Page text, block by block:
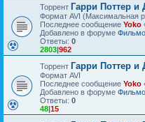
Торрент Гарри Поттер и
Формат AVI (Максимальная
Последнее сообщение Yoko
Добавлено в форуме
Ответы: 0
2803|962
Торрент Гарри Поттер и
Формат AVI
Последнее сообщение Yoko
Добавлено в форуме
Ответы: 0
48|15